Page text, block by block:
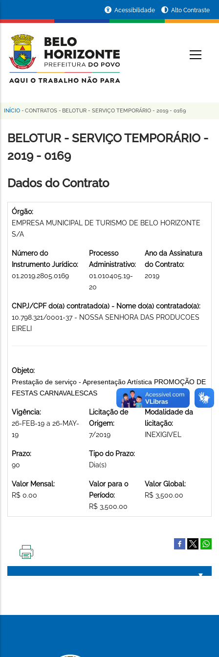
conteúdo
principal
da
Prefeitura
de
Horizonte
Acessibilidade Alto Contraste
Trilha
de
navegação
INÍCIO - CONTRATOS - BELOTUR - SERVIÇO TEMPORÁRIO - 2019 - 0169
BELOTUR - SERVIÇO TEMPORÁRIO -
2019 - 0169
Dados do Contrato
Órgão:
EMPRESA MUNICIPAL DE TURISMO DE BELO HORIZONTE
S/A
Número do
Instrumento Jurídico:
01.2019.2805.0169
Processo
Administrativo:
01.010405.19-
20
Ano da Assinatura
do Contrato:
2019
CNPJ/CPF do(a) contratado(a) - Nome do(a) contratado(a):
10.798.321/0001-37 - NOSSA SENHORA DAS PRODUCOES
EIRELI
Objeto:
Prestação de serviço - Apresentação Artística PROMOÇÃO DE
FESTAS CARNAVALESCAS
Vigência:
26-FEB-19 a 26-MAY-
19
Licitação de
Origem:
7/2019
Modalidade da
licitação:
INEXIGIVEL
Prazo:
90
Tipo do Prazo:
Dia(s)
Valor Mensal:
R$ 0.00
Valor para o
Período:
R$ 3,500.00
Valor Global:
R$ 3,500.00
PÁGINA